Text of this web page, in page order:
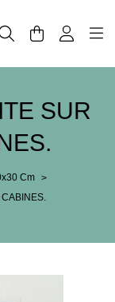
SUR
Cm >